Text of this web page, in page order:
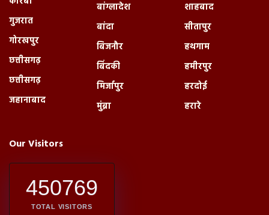
गुजरात
गोरखपुर
छत्तीसगढ़
छत्तीसगढ़
जहानाबाद
बांग्लादेश
बांदा
बिजनौर
बिंदकी
मिर्जापुर
मुंब्रा
शाहबाद
सीतापुर
हथगाम
हमीरपुर
हरदोई
हरारे
Our Visitors
450769
TOTAL VISITORS